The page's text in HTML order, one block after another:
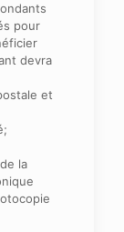
pour
devra
et
la